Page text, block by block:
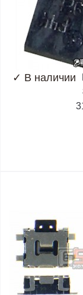
✓ В наличии